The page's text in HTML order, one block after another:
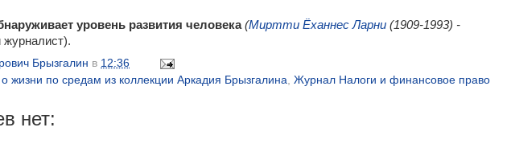
уровень развития человека(Миртти Ёханнес Ларни (1909-1993) -
журналист).
Брызгалин в 12:36
жизни по средам из коллекции Аркадия Брызгалина Журнал Налоги и финансовое право
нет: